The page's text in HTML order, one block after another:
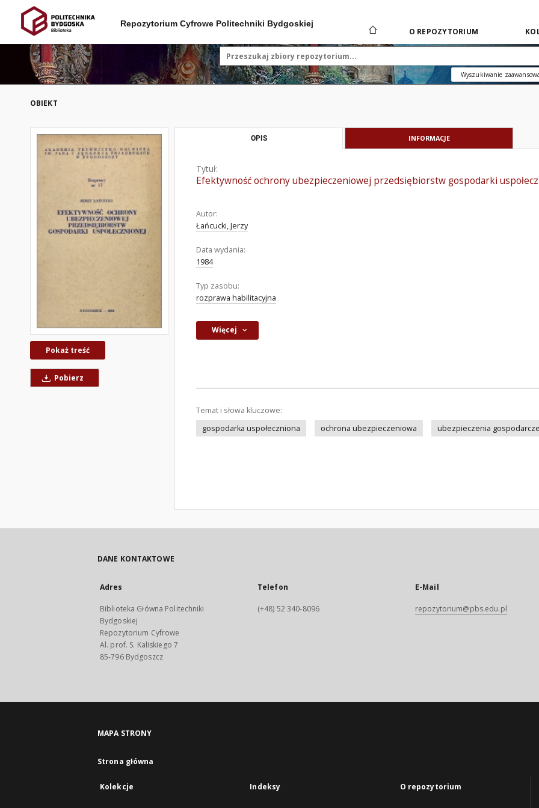
Repozytorium Cyfrowe Politechniki Bydgoskiej
O REPOZYTORIUM
Wyszukiwanie
OBIEKT
Pokaż treść
Pobierz
OPIS INFORMACJE
Tytuł:
Efektywność ochrony ubezpieczeniowej przedsiębiorstw gospodarki
Autor:
Łańcucki, Jerzy
Data wydania:
1984
Typ zasobu:
rozprawa habilitacyjna
Więcej
Temat i słowa kluczowe:
gospodarka uspołeczniona
ochrona ubezpieczeniowa ubezpieczenia gospodarcze
DANE KONTAKTOWE
Adres
Biblioteka Główna Politechniki
Bydgoskiej
Repozytorium Cyfrowe
Al. prof. S. Kaliskiego 7
85-796 Bydgoszcz
Telefon
(+48) 52 340-8096
E-Mail
repozytorium@pbs.edu.pl
MAPA STRONY
Strona główna
Kolekcje Indeksy O repozytorium